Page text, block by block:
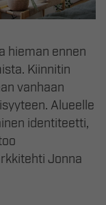
hieman ennen
Kiinnitin
vanhaan
Alueelle
identiteetti,
Jonna